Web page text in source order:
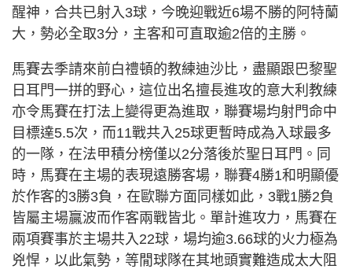
醒神，合共已射入3球，今晚迎戰近6場不勝的阿特蘭
大，勢必全取3分，主客和可直取逾2倍的主勝。
馬賽去季請來前白禮頓的教練迪沙比，盡顯跟巴黎聖
日耳門一拼的野心，這位出名擅長進攻的意大利教練
亦令馬賽在打法上變得更為進取，聯賽場均射門命中
目標達5.5次，而11戰共入25球更暫時成為入球最多
的一隊，在法甲積分榜僅以2分落後於聖日耳門。同
時，馬賽在主場的表現遠勝客場，聯賽4勝1和明顯優
於作客的3勝3負，在歐聯方面同樣如此，3戰1勝2負
皆屬主場贏波而作客兩戰皆北。單計進攻力，馬賽在
兩項賽事於主場共入22球，場均逾3.66球的火力極為
兇悍，以此氣勢，等閒球隊在其地頭實難造成太大阻